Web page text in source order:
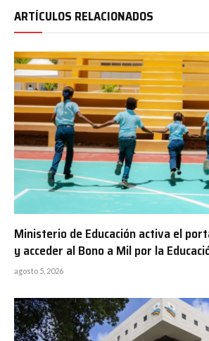
ARTÍCULOS RELACIONADOS
Ministerio de Educación activa el
y acceder al Bono a Mil por la
agosto 5, 2026